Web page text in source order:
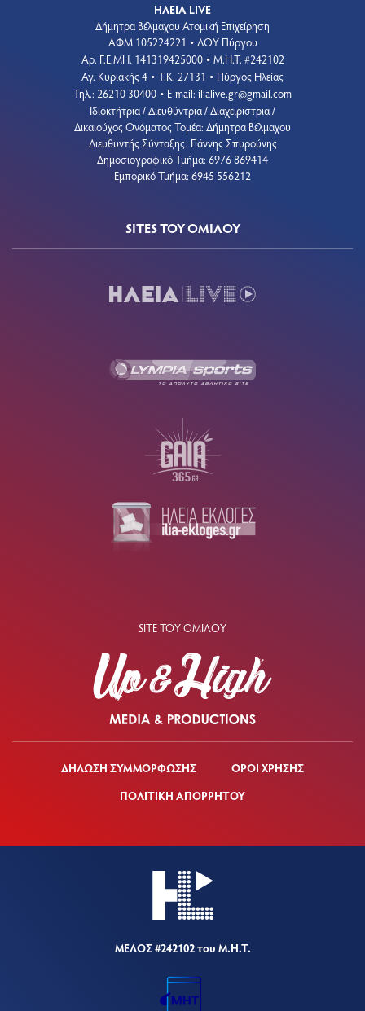
ΗΛΕΙΑ LIVE
Δήμητρα Βέλμαχου Ατομική Επιχείρηση
ΑΦΜ 105224221 • ΔΟΥ Πύργου
Aρ. Γ.Ε.ΜΗ. 141319425000 • Μ.Η.Τ. #242102
Αγ. Κυριακής 4 • Τ.Κ. 27131 • Πύργος Ηλείας
Τηλ.: 26210 30400 • E-mail: ilialive.gr@gmail.com
Ιδιοκτήτρια / Διευθύντρια / Διαχειρίστρια /
Δικαιούχος Ονόματος Τομέα: Δήμητρα Βέλμαχου
Διευθυντής Σύνταξης: Γιάννης Σπυρούνης
Δημοσιογραφικό Τμήμα: 6976 869414
Εμπορικό Τμήμα: 6945 556212
SITES ΤΟΥ ΟΜΙΛΟΥ
SITE ΤΟΥ ΟΜΙΛΟΥ
ΔΗΛΩΣΗ ΣΥΜΜΟΡΦΩΣΗΣ
ΟΡΟΙ ΧΡΗΣΗΣ
ΠΟΛΙΤΙΚΗ ΑΠΟΡΡΗΤΟΥ
ΜΕΛΟΣ #242102 του Μ.Η.Τ.